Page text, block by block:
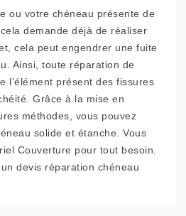
ou votre chéneau présente de
demande déjà de réaliser
cela peut engendrer une fuite
Ainsi, toute réparation de
l’élément présent des fissures
Grâce à la mise en
méthodes, vous pouvez
solide et étanche. Vous
Couverture pour tout besoin.
devis réparation chéneau